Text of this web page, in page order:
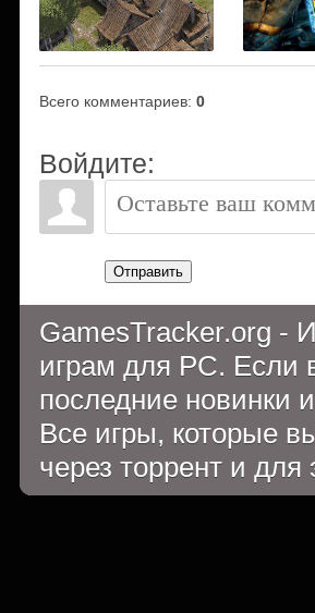
Всего комментариев: 0
Войдите:
Отправить
GamesTracker.org -
играм для PC. Если
последние новинки
Все игры, которые
через торрент и